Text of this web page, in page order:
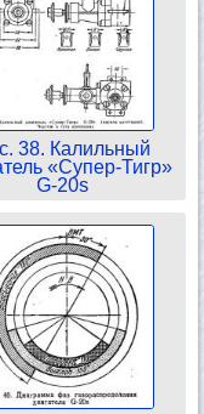
38. Калильный
«Супер-Тигр»
G-20s